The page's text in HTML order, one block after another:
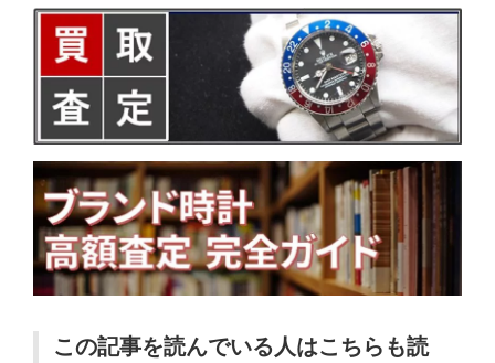
この記事を読んでいる人はこちらも読